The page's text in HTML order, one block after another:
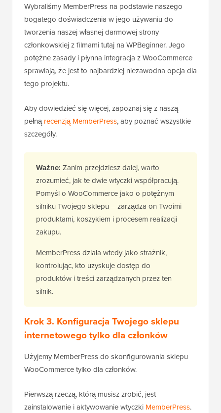
Wybraliśmy MemberPress na podstawie naszego
bogatego doświadczenia w jego używaniu do
tworzenia naszej własnej darmowej strony
członkowskiej z filmami tutaj na WPBeginner. Jego
potężne zasady i płynna integracja z WooCommerce
sprawiają, że jest to najbardziej niezawodna opcja dla
tego projektu.
Aby dowiedzieć się więcej, zapoznaj się z naszą
pełnąrecenzją MemberPress, aby poznać wszystkie
szczegóły.
Ważne: Zanim przejdziesz dalej, warto
zrozumieć, jak te dwie wtyczki współpracują.
Pomyśl o WooCommerce jako o potężnym
silniku Twojego sklepu – zarządza on Twoimi
produktami, koszykiem i procesem realizacji
zakupu.
MemberPress działa wtedy jako strażnik,
kontrolując, kto uzyskuje dostęp do
produktów i treści zarządzanych przez ten
silnik.
Krok 3. Konfiguracja Twojego sklepu
internetowego tylko dla członków
Użyjemy MemberPress do skonfigurowania sklepu
WooCommerce tylko dla członków.
Pierwszą rzeczą, którą musisz zrobić, jest
zainstalowanie i aktywowanie wtyczki MemberPress.